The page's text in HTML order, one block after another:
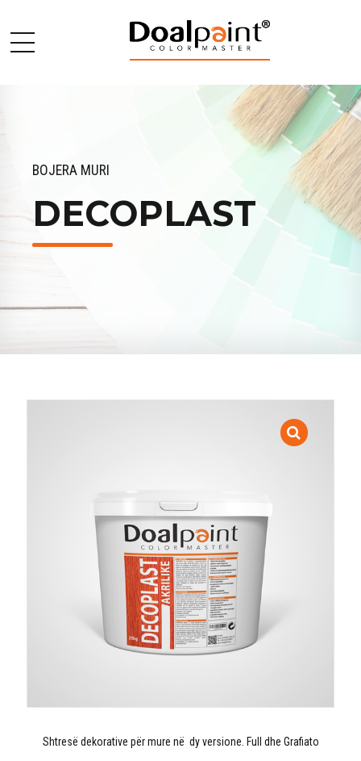
BOJERA MURI
DECOPLAST
Shtresë dekorative për mure në dy versione. Full dhe Grafiato